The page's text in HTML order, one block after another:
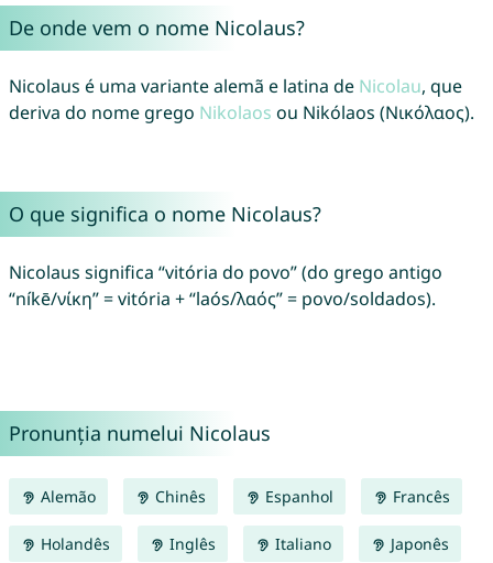
De onde vem o nome Nicolaus?
Nicolaus é uma variante alemã e latina de Nicolau, que
deriva do nome grego Nikolaos ou Nikólaos (Νικόλαος).
O que significa o nome Nicolaus?
Nicolaus significa “vitória do povo” (do grego antigo
“níkē/νίκη” = vitória + “laós/λαός” = povo/soldados).
Pronunția numelui Nicolaus
Alemão Chinês Espanhol Francês
Holandês Inglês Italiano Japonês